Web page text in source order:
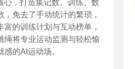
心，打造集记数、训练、数
免去了手动统计的繁琐，
的训练计划与互动榜单，
绳将专业运动监测与轻松愉
的AI运动场。